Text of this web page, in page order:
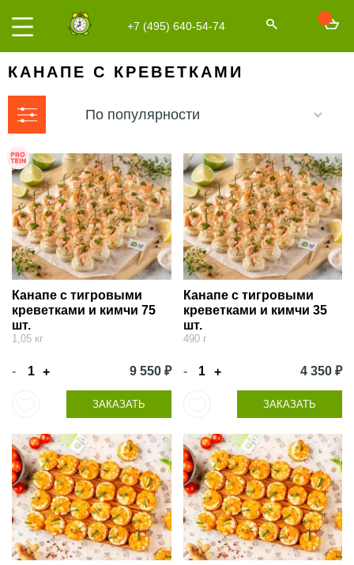
+7 (495) 640-54-74
КАНАПЕ С КРЕВЕТКАМИ
По популярности
Канапе с тигровыми
креветками и кимчи 75
шт.
1,05 кг
- + 9 550 ₽
ЗАКАЗАТЬ
Канапе с тигровыми
креветками и кимчи 35
шт.
490 г
- + 4 350 ₽
ЗАКАЗАТЬ